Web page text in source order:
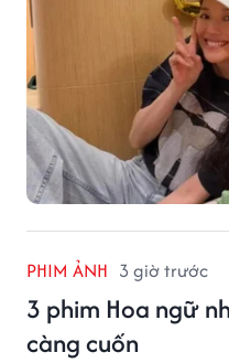
PHIM ẢNH 3 giờ trước
3 phim Hoa ngữ
càng cuốn